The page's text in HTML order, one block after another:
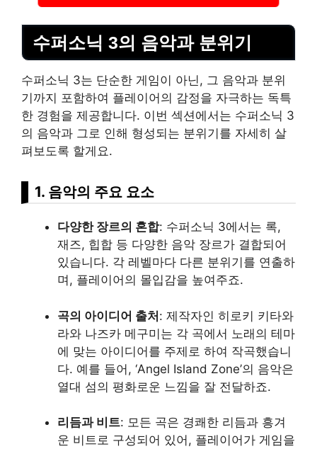
수퍼소닉 3의 음악과 분위기
수퍼소닉 3는 단순한 게임이 아닌, 그 음악과 분위
기까지 포함하여 플레이어의 감정을 자극하는 독특
한 경험을 제공합니다. 이번 섹션에서는 수퍼소닉 3
의 음악과 그로 인해 형성되는 분위기를 자세히 살
펴보도록 할게요.
1. 음악의 주요 요소
다양한 장르의 혼합: 수퍼소닉 3에서는 록,
재즈, 힙합 등 다양한 음악 장르가 결합되어
있습니다. 각 레벨마다 다른 분위기를 연출하
며, 플레이어의 몰입감을 높여주죠.
곡의 아이디어 출처: 제작자인 히로키 키타와
라와 나즈카 메구미는 각 곡에서 노래의 테마
에 맞는 아이디어를 주제로 하여 작곡했습니
다. 예를 들어, ‘Angel Island Zone’의 음악은
열대 섬의 평화로운 느낌을 잘 전달하죠.
리듬과 비트: 모든 곡은 경쾌한 리듬과 흥겨
운 비트로 구성되어 있어, 플레이어가 게임을